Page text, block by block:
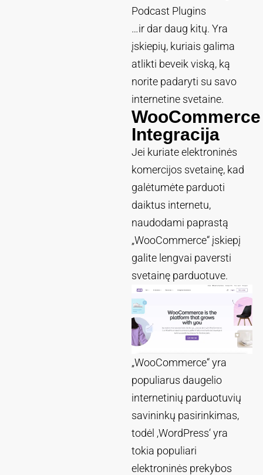
Podcast Plugins
…ir dar daug kitų. Yra
įskiepių, kuriais galima
atlikti beveik viską, ką
norite padaryti su savo
internetine svetaine.
WooCommerce
Integracija
Jei kuriate elektroninės
komercijos svetainę, kad
galėtumėte parduoti
daiktus internetu,
naudodami paprastą
„WooCommerce“ įskiepį
galite lengvai paversti
svetainę parduotuve.
„WooCommerce“ yra
populiarus daugelio
internetinių parduotuvių
savininkų pasirinkimas,
todėl ‚WordPress‘ yra
tokia populiari
elektroninės prekybos